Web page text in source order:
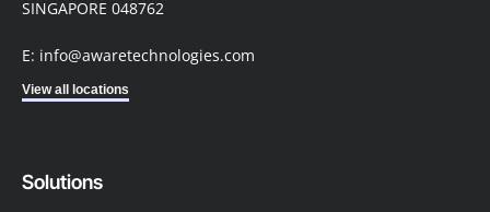
SINGAPORE 048762
E: info@awaretechnologies.com
View all locations
Solutions